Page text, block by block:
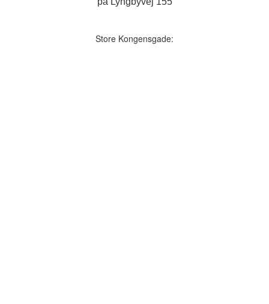
Store Kongensgade: